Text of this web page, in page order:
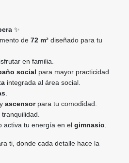
✨
de 72 m² diseñado para tu
en familia.
social para mayor practicidad.
integrada al área social.
y ascensorpara tu comodidad.
activa tu energía en el gimnasio
ti, donde cada detalle hace la